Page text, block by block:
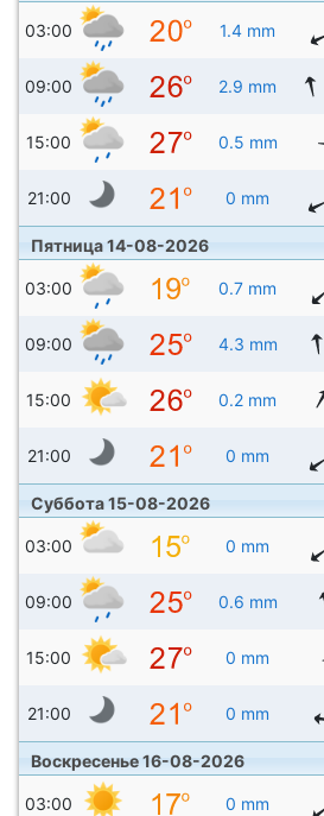
03:00 1.4 mm
09:00 2.9 mm
15:00 0.5 mm
21:00 0 mm
Пятница 14-08-2026
03:00 0.7 mm
09:00 4.3 mm
15:00 0.2 mm
21:00 0 mm
Суббота 15-08-2026
03:00 0 mm
09:00 0.6 mm
15:00 0 mm
21:00 0 mm
Воскресенье 16-08-2026
03:00 0 mm